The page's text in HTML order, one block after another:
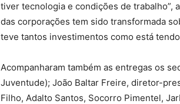
tiver tecnologia e condições de trabalho”,
das corporações tem sido transformada
teve tantos investimentos como está
Acompanharam também as entregas os
Juventude); João Baltar Freire, diretor-
Filho, Adalto Santos, Socorro Pimentel,